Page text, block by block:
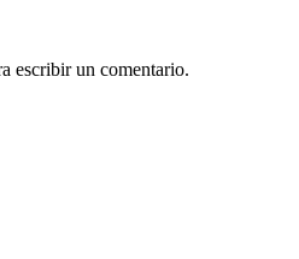
escribir un comentario.